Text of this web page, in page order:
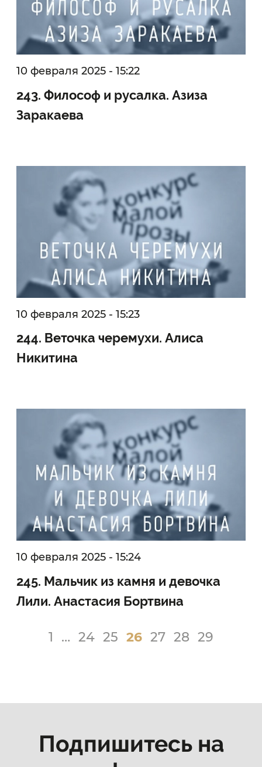
10 февраля 2025 - 15:22
243. Философ и русалка. Азиза
Заракаева
10 февраля 2025 - 15:23
244. Веточка черемухи. Алиса
Никитина
10 февраля 2025 - 15:24
245. Мальчик из камня и девочка
Лили. Анастасия Бортвина
1 … 24 25 26 27 28 29
Подпишитесь на